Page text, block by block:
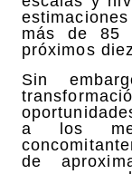
más de 85
próximos
Sin
a los
de